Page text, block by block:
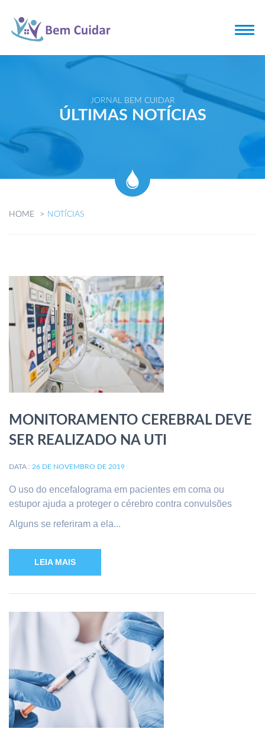
JORNAL BEM CUIDAR
ÚLTIMAS NOTÍCIAS
HOME NOTÍCIAS
MONITORAMENTO CEREBRAL DEVE
SER REALIZADO NA UTI
DATA : 26 DE NOVEMBRO DE 2019
O uso do encefalograma em pacientes em coma ou
estupor ajuda a proteger o cérebro contra convulsões
Alguns se referiram a ela...
LEIA MAIS